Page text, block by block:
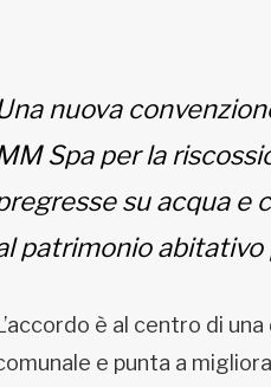
nuova
Spa per la
su acqua e
patrimonio abitativo
L’accordo è al centro di
e punta a